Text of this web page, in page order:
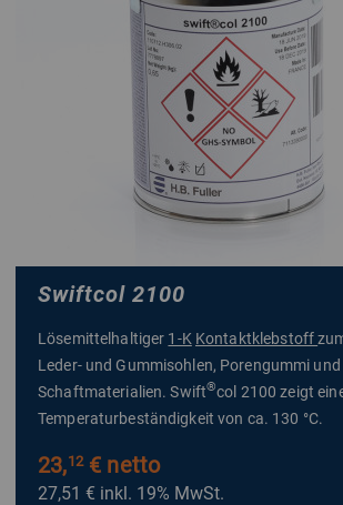
Swiftcol 2100
Lösemittelhaltiger 1-K Kontaktklebstoff
Leder- und Gummisohlen, Porengummi
Schaftmaterialien. Swift®col 2100 zeigt
Temperaturbeständigkeit von ca. 130 °C.
23,12€ netto
27,51 € inkl. 19% MwSt.